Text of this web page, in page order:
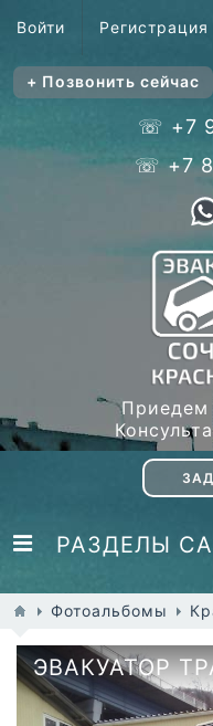
Войти Регистрация
+ Позвонить сейчас
☏ +7
☏ +7
Приедем
РАЗДЕЛЫ
Фотоальбомы
ЭВАКУАТОР